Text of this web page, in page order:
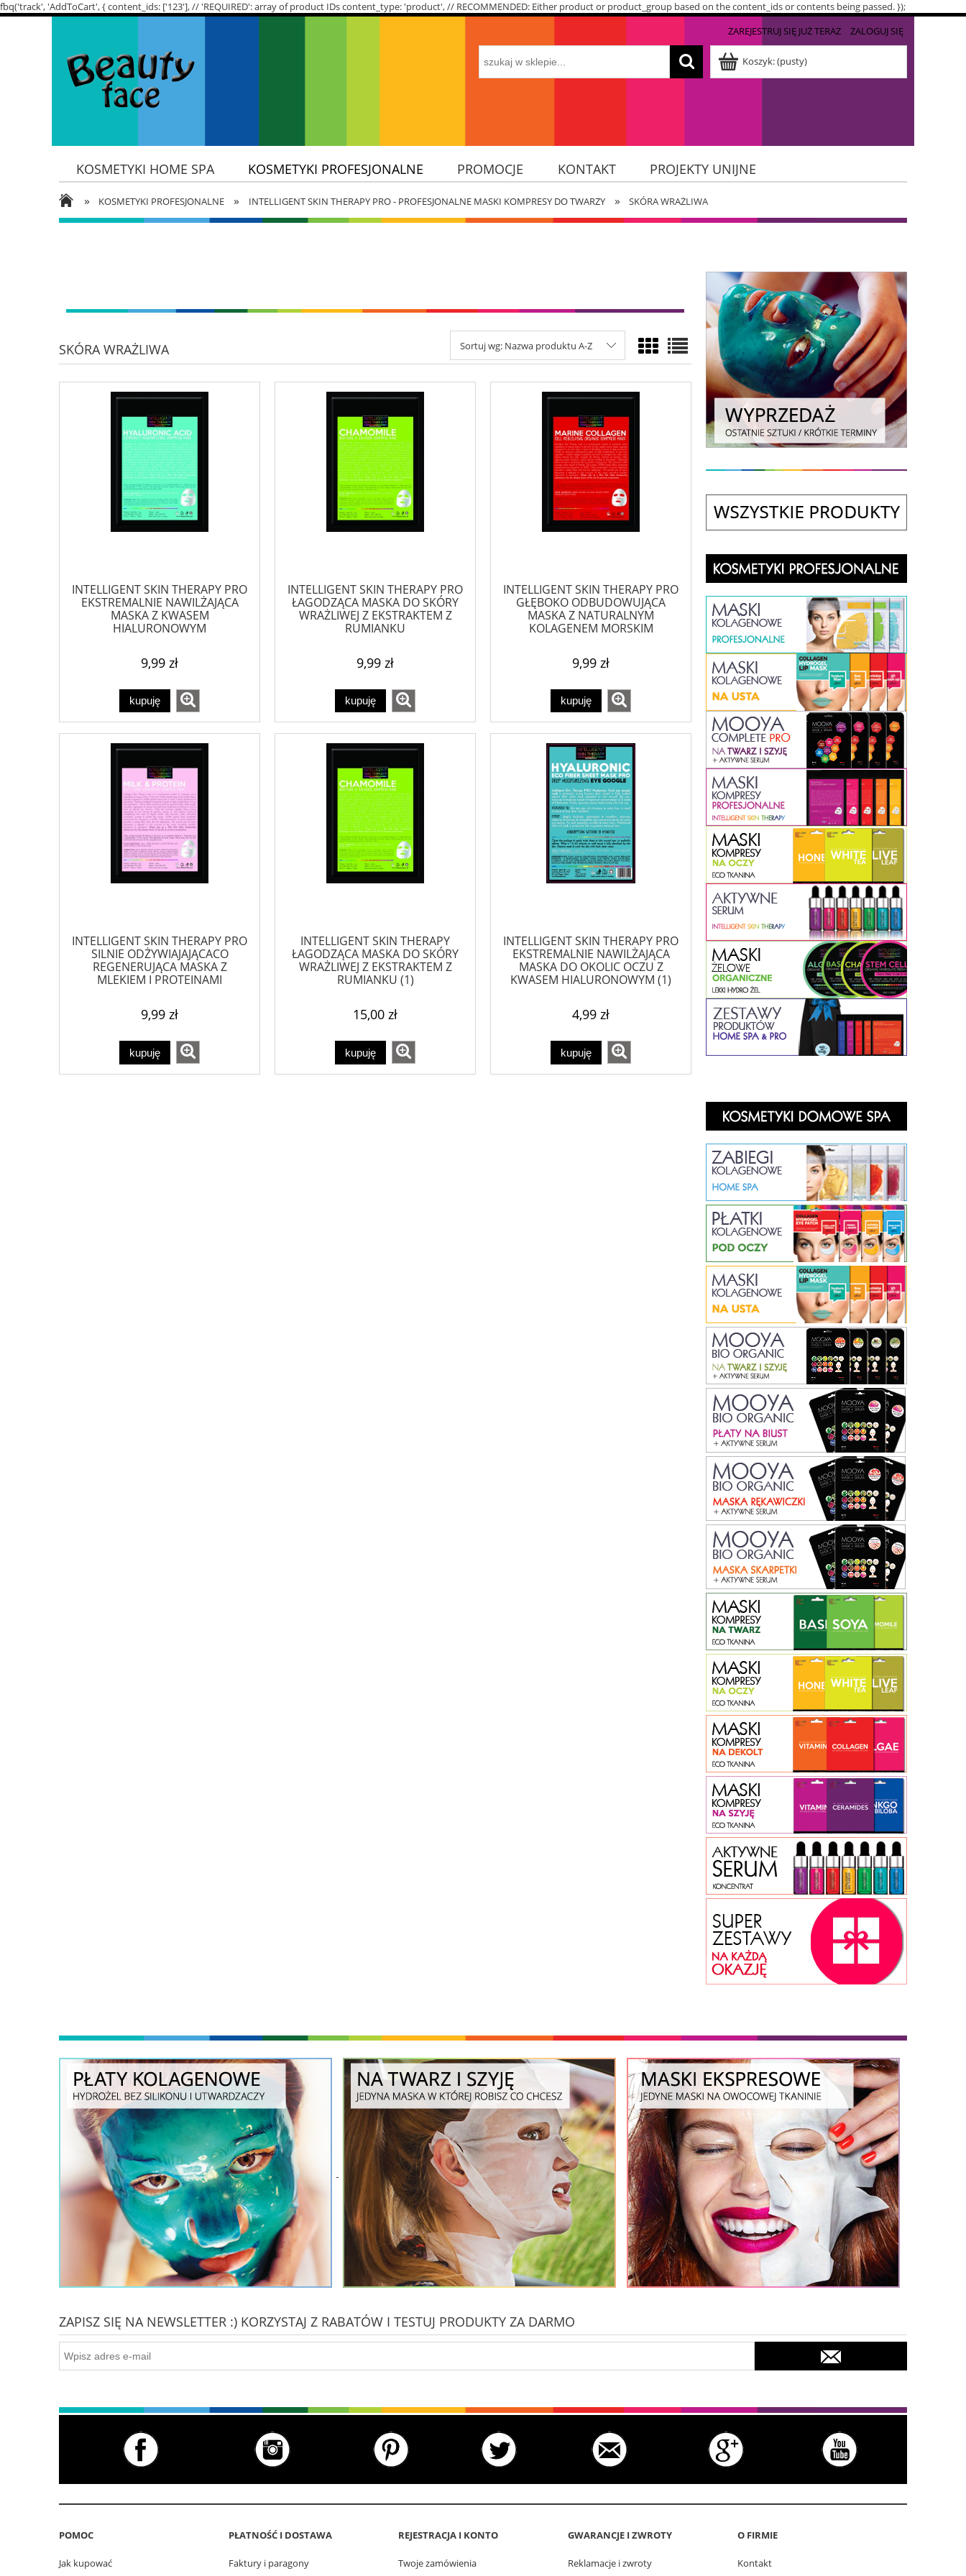
fbq('track', 'AddToCart', { content_ids: ['123'], // 'REQUIRED': array of product IDs content_type: 'product', // RECOMMENDED: Either product or product_group based on the content_ids or contents being passed. });
ZAREJESTRUJ SIĘ JUŻ TERAZ
ZALOGUJ SIĘ
Koszyk:(pusty)
KOSMETYKI HOME SPA KOSMETYKI PROFESJONALNE PROMOCJE KONTAKT
PROJEKTY UNIJNE
SKŁADNIKI AKTYWNE
POTRZEBY SKÓRY
» KOSMETYKI PROFESJONALNE » INTELLIGENT SKIN THERAPY PRO - PROFESJONALNE MASKI KOMPRESY DO TWARZY » SKÓRA WRAŻLIWA
SKÓRA WRAŻLIWA Sortuj wg: Nazwa produktu A-Z
INTELLIGENT SKIN THERAPY PRO
EKSTREMALNIE NAWILŻAJĄCA
MASKA Z KWASEM
HIALURONOWYM
9,99 zł
kupuję
INTELLIGENT SKIN THERAPY PRO
ŁAGODZĄCA MASKA DO SKÓRY
WRAŻLIWEJ Z EKSTRAKTEM Z
RUMIANKU
9,99 zł
kupuję
INTELLIGENT SKIN THERAPY PRO
GŁĘBOKO ODBUDOWUJĄCA
MASKA Z NATURALNYM
KOLAGENEM MORSKIM
9,99 zł
kupuję
INTELLIGENT SKIN THERAPY PRO
SILNIE ODŻYWIAJAJĄCACO
REGENERUJĄCA MASKA Z
MLEKIEM I PROTEINAMI
9,99 zł
kupuję
INTELLIGENT SKIN THERAPY
ŁAGODZĄCA MASKA DO SKÓRY
WRAŻLIWEJ Z EKSTRAKTEM Z
RUMIANKU (1)
15,00 zł
kupuję
INTELLIGENT SKIN THERAPY PRO
EKSTREMALNIE NAWILŻAJĄCA
MASKA DO OKOLIC OCZU Z
KWASEM HIALURONOWYM (1)
4,99 zł
kupuję
ZAPISZ SIĘ NA NEWSLETTER :) KORZYSTAJ Z RABATÓW I TESTUJ PRODUKTY ZA DARMO
POMOC
Jak kupować
PŁATNOŚĆ I DOSTAWA
Faktury i paragony
REJESTRACJA I KONTO
Twoje zamówienia
GWARANCJE I ZWROTY
Reklamacje i zwroty
O FIRMIE
Kontakt